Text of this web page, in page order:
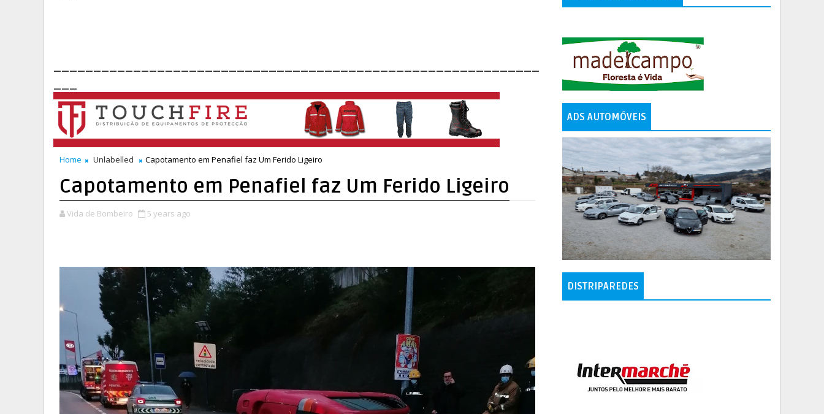
Home Unlabelled Capotamento em Penafiel faz Um Ferido Ligeiro
Capotamento em Penafiel faz Um Ferido Ligeiro
Vida de Bombeiro 5 years ago
ADS AUTOMÓVEIS
DISTRIPAREDES